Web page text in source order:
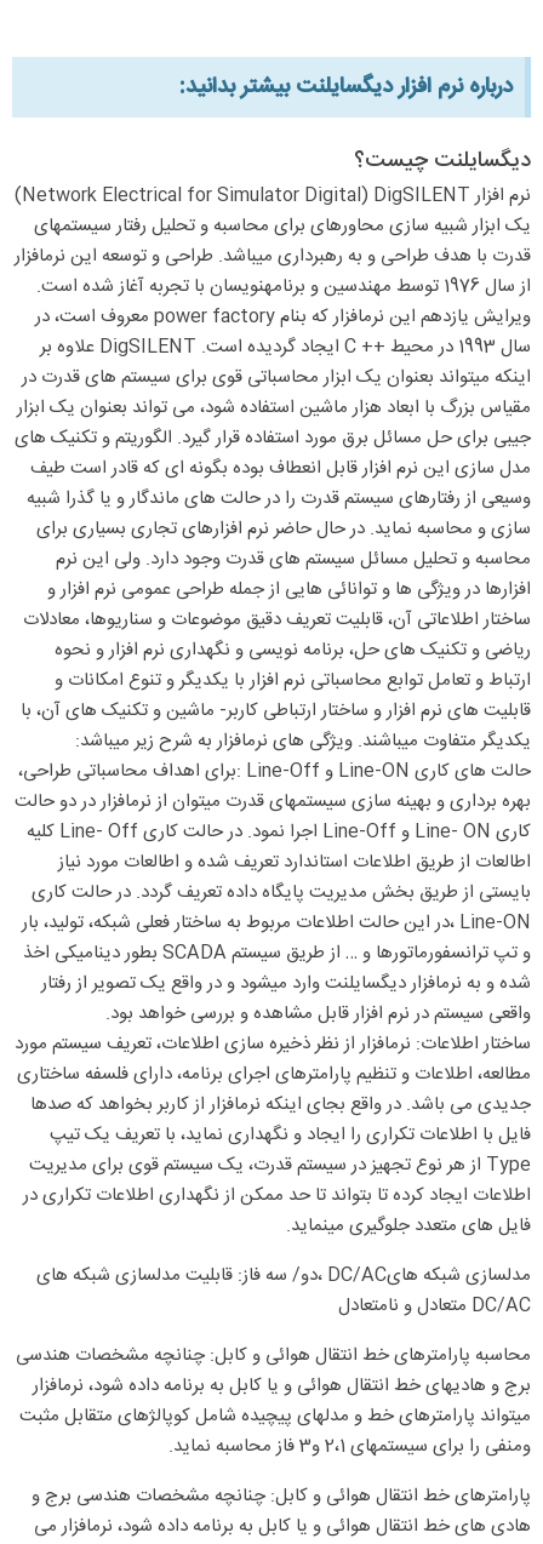
درباره نرم افزار دیگسایلنت بیشتر بدانید:​
دیگسایلنت چیست؟
نرم افزار Network Electrical for Simulator Digital) DigSILENT)
یک ابزار شبیه سازی محاورهای برای محاسبه و تحلیل رفتار سیستمهای
قدرت با هدف طراحی و به رهبرداری میباشد. طراحی و توسعه این نرمافزار
از سال 1976 توسط مهندسین و برنامهنویسان با تجربه آغاز شده است.
ویرایش یازدهم این نرمافزار که بنام power factory معروف است، در
سال 1993 در محیط ++ C ایجاد گردیده است. DigSILENT علاوه بر
اینکه میتواند بعنوان یک ابزار محاسباتی قوی برای سیستم های قدرت در
مقیاس بزرگ با ابعاد هزار ماشین استفاده شود، می تواند بعنوان یک ابزار
جیبی برای حل مسائل برق مورد استفاده قرار گیرد. الگوریتم و تکنیک های
مدل سازی این نرم افزار قابل انعطاف بوده بگونه ای که قادر است طیف
وسیعی از رفتارهای سیستم قدرت را در حالت های ماندگار و یا گذرا شبیه
سازی و محاسبه نماید. در حال حاضر نرم افزارهای تجاری بسیاری برای
محاسبه و تحلیل مسائل سیستم های قدرت وجود دارد. ولی این نرم
افزارها در ویژگی ها و توانائی هایی از جمله طراحی عمومی نرم افزار و
ساختار اطلاعاتی آن، قابلیت تعریف دقیق موضوعات و سناریوها، معادلات
ریاضی و تکنیک های حل، برنامه نویسی و نگهداری نرم افزار و نحوه
ارتباط و تعامل توابع محاسباتی نرم افزار با یکدیگر و تنوع امکانات و
قابلیت های نرم افزار و ساختار ارتباطی کاربر- ماشین و تکنیک های آن، با
یکدیگر متفاوت میباشند. ویژگی های نرمافزار به شرح زیر میباشد:
حالت های کاری Line-ON و Line-Off :برای اهداف محاسباتی طراحی،
بهره برداری و بهینه سازی سیستمهای قدرت میتوان از نرمافزار در دو حالت
کاری Line- ON و Line-Off اجرا نمود. در حالت کاری Line- Off کلیه
اطالعات از طریق اطلاعات استاندارد تعریف شده و اطالعات مورد نیاز
بایستی از طریق بخش مدیریت پایگاه داده تعریف گردد. در حالت کاری
Line-ON ،در این حالت اطلاعات مربوط به ساختار فعلی شبکه، تولید، بار
و تپ ترانسفورماتورها و … از طریق سیستم SCADA بطور دینامیکی اخذ
شده و به نرمافزار دیگسایلنت وارد میشود و در واقع یک تصویر از رفتار
واقعی سیستم در نرم افزار قابل مشاهده و بررسی خواهد بود.
ساختار اطلاعات: نرمافزار از نظر ذخیره سازی اطلاعات، تعریف سیستم مورد
مطالعه، اطلاعات و تنظیم پارامترهای اجرای برنامه، دارای فلسفه ساختاری
جدیدی می باشد. در واقع بجای اینکه نرمافزار از کاربر بخواهد که صدها
فایل با اطلاعات تکراری را ایجاد و نگهداری نماید، با تعریف یک تیپ
Type از هر نوع تجهیز در سیستم قدرت، یک سیستم قوی برای مدیریت
اطلاعات ایجاد کرده تا بتواند تا حد ممکن از نگهداری اطلاعات تکراری در
فایل های متعدد جلوگیری مینماید.
مدلسازی شبکه هایDC/AC ،دو/ سه فاز: قابلیت مدلسازی شبکه های
DC/AC متعادل و نامتعادل
محاسبه پارامترهای خط انتقال هوائی و کابل: چنانچه مشخصات هندسی
برج و هادیهای خط انتقال هوائی و یا کابل به برنامه داده شود، نرمافزار
میتواند پارامترهای خط و مدلهای پیچیده شامل کوپالژهای متقابل مثبت
ومنفی را برای سیستمهای 2،1 و3 فاز محاسبه نماید.
پارامترهای خط انتقال هوائی و کابل: چنانچه مشخصات هندسی برج و
هادی های خط انتقال هوائی و یا کابل به برنامه داده شود، نرمافزار می